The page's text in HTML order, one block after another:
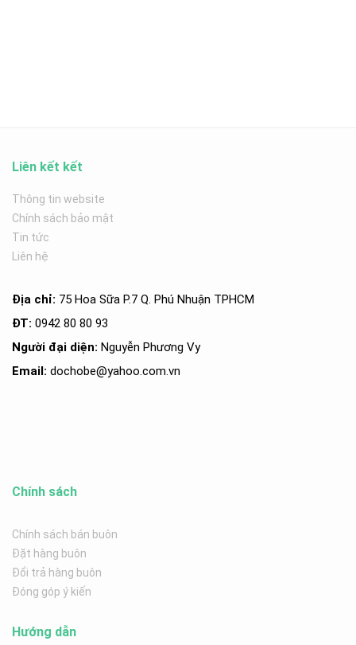
Liên kết kết
Thông tin website
Chính sách bảo mật
Tin tức
Liên hệ
Địa chỉ: 75 Hoa Sữa P.7 Q. Phú Nhuận TPHCM
ĐT: 0942 80 80 93
Người đại diện: Nguyễn Phương Vy
Email: dochobe@yahoo.com.vn
Chính sách
Chính sách bán buôn
Đặt hàng buôn
Đổi trả hàng buôn
Đóng góp ý kiến
Hướng dẫn